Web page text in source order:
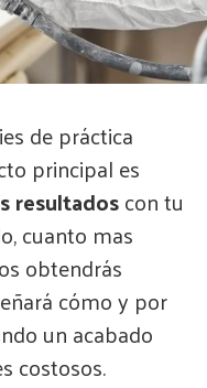
de práctica
principal es
resultadoscon tu
cuanto mas
obtendrás
cómo y por
un acabado
costosos.